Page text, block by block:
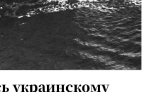
украинскому